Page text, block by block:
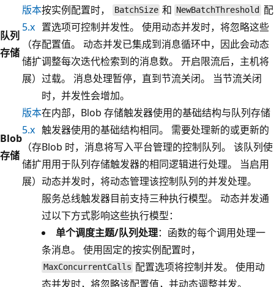
队列
存储
版本
5.x
（存
储扩
展）
按实例配置时，
BatchSize 和 NewBatchThreshold
配
置选项可控制并发性。 使用动态并发时，将忽略这些
配置值。 动态并发已集成到消息循环中，因此会动态
调整每次迭代检索到的消息数。 开启限流后，主机将
过载。 消息处理暂停，直到节流关闭。 当节流关闭
时，并发性会增加。
Blob
存储
版本
5.x
（存
储扩
展）
在内部，Blob 存储触发器使用的基础结构与队列存储
触发器使用的基础结构相同。 需要处理新的或更新的
Blob 时，消息将写入平台管理的控制队列。 该队列使
用用于队列存储触发器的相同逻辑进行处理。 当启用
动态并发时，将动态管理该控制队列的并发处理。
服务总线触发器目前支持三种执行模型。 动态并发通
过以下方式影响这些执行模型：
单个调度主题/队列处理：函数的每个调用处理一
条消息。 使用固定的按实例配置时，
MaxConcurrentCalls 配置选项将控制并发。 使用动
态并发时，将忽略该配置值，并动态调整并发。